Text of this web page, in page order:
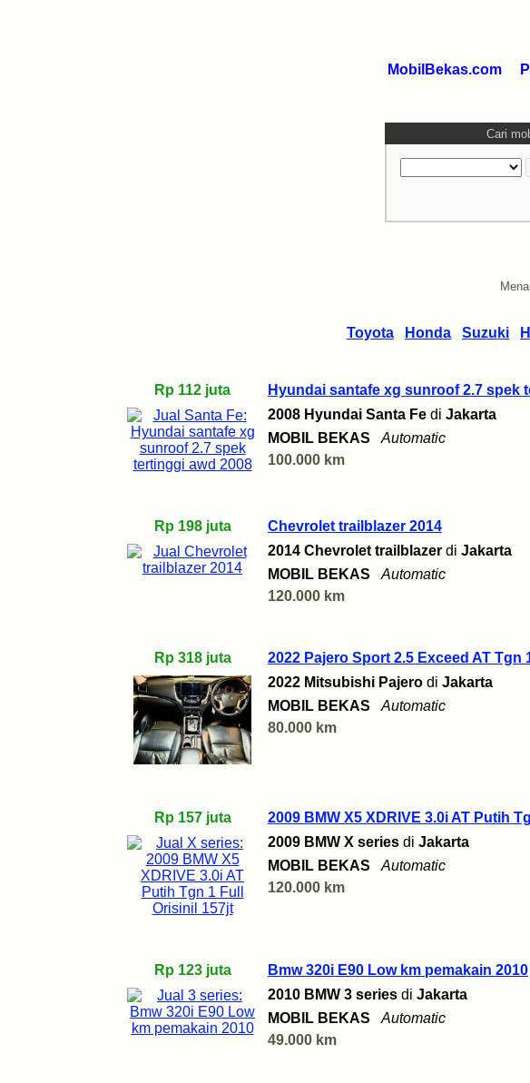
MobilBekas.com
Cari
Toyota Honda Suzuki
Rp 112 juta
Hyundai santafe xg sunroof 2.7 spek
2008 Hyundai Santa Fe di Jakarta
MOBIL BEKAS
Automatic
100.000 km
Rp 198 juta
Chevrolet trailblazer 2014
2014 Chevrolet trailblazer di Jakarta
MOBIL BEKAS
Automatic
120.000 km
Rp 318 juta
2022 Pajero Sport 2.5 Exceed AT Tgn
2022 Mitsubishi Pajero di Jakarta
MOBIL BEKAS
Automatic
80.000 km
Rp 157 juta
2009 BMW X5 XDRIVE 3.0i AT Putih
2009 BMW X series di Jakarta
MOBIL BEKAS
Automatic
120.000 km
Rp 123 juta
Bmw 320i E90 Low km pemakain 2010
2010 BMW 3 series di Jakarta
MOBIL BEKAS
Automatic
49.000 km